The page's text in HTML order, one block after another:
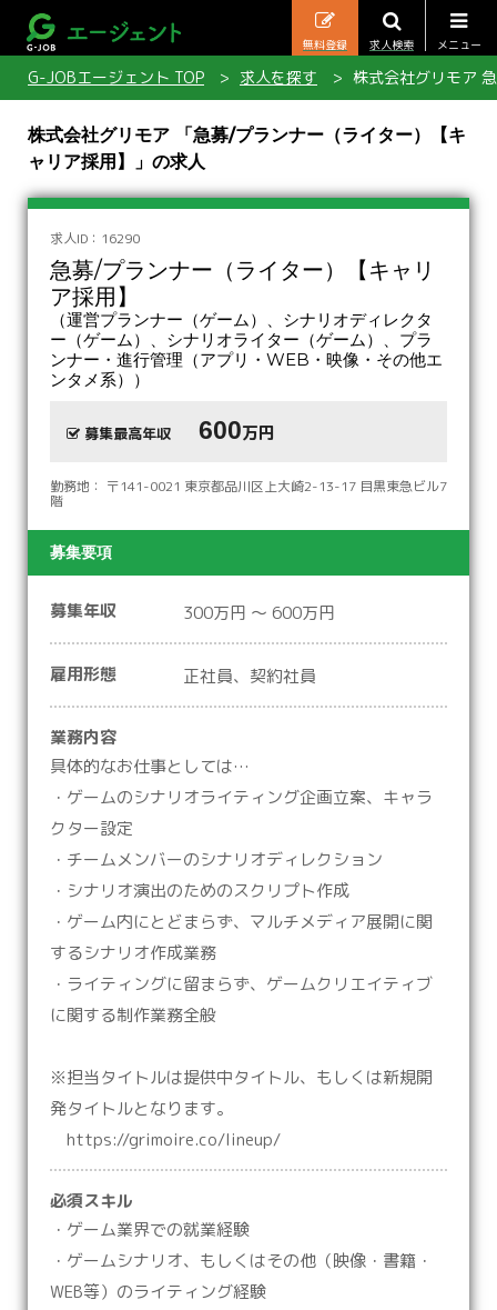
メニュー
求人検索
無料登録
G-JOBエージェント TOP 求人を探す 株式会社グリモア
株式会社グリモア 「急募/プランナー（ライター）【キ
ャリア採用】」の求人
求人ID：16290
急募/プランナー（ライター）【キャリ
ア採用】
（運営プランナー（ゲーム）、シナリオディレクタ
ー（ゲーム）、シナリオライター（ゲーム）、プラ
ンナー・進行管理（アプリ・WEB・映像・その他エ
ンタメ系））
募集最高年収 600万円
勤務地： 〒141-0021 東京都品川区上大崎2-13-17 目黒東急ビル7
階
募集要項
募集年収 300万円 ～ 600万円
雇用形態 正社員、契約社員
業務内容
具体的なお仕事としては…
・ゲームのシナリオライティング企画立案、キャラ
クター設定
・チームメンバーのシナリオディレクション
・シナリオ演出のためのスクリプト作成
・ゲーム内にとどまらず、マルチメディア展開に関
するシナリオ作成業務
・ライティングに留まらず、ゲームクリエイティブ
に関する制作業務全般
※担当タイトルは提供中タイトル、もしくは新規開
発タイトルとなります。
https://grimoire.co/lineup/
必須スキル
・ゲーム業界での就業経験
・ゲームシナリオ、もしくはその他（映像・書籍・
WEB等）のライティング経験